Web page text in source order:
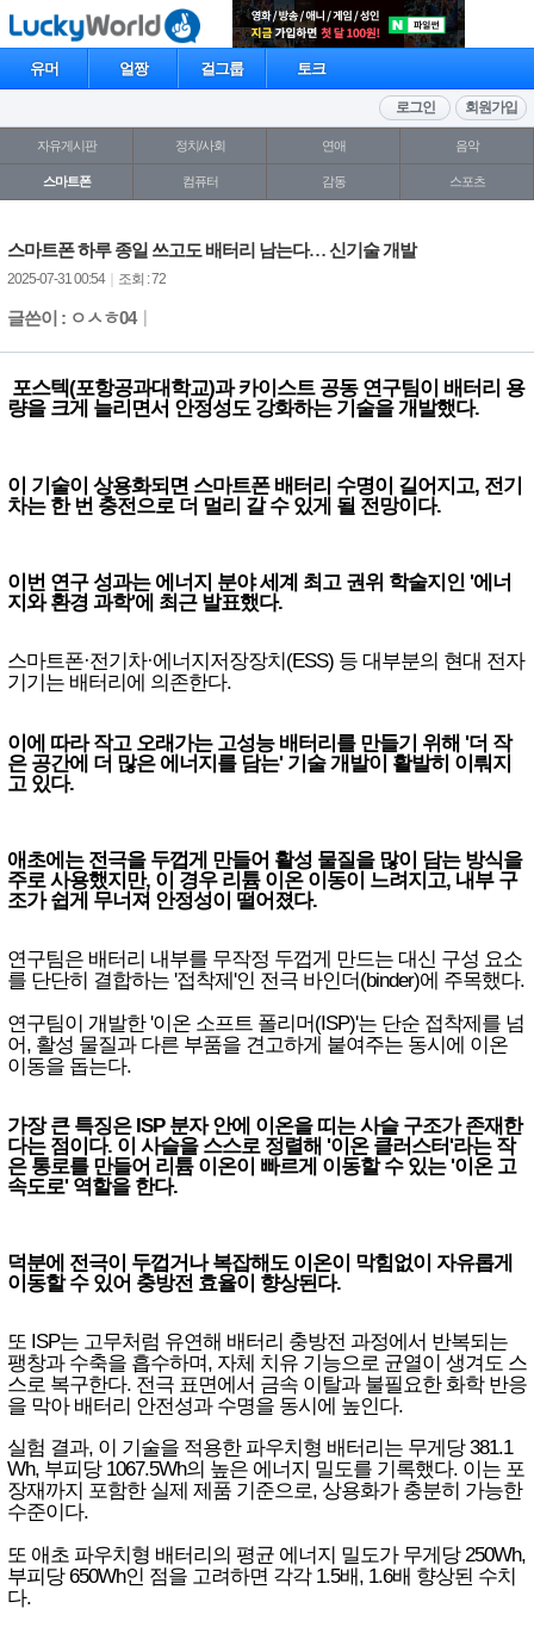
유머 얼짱 걸그룹 토크
회원가입
로그인
자유게시판 정치/사회 연애 음악
스마트폰 컴퓨터 감동 스포츠
스마트폰 하루 종일 쓰고도 배터리 남는다… 신기술 개발
2025-07-31 00:54｜ 조회 : 72
글쓴이 : ㅇㅅㅎ04｜
포스텍(포항공과대학교)과 카이스트 공동 연구팀이 배터리 용
량을 크게 늘리면서 안정성도 강화하는 기술을 개발했다.
이 기술이 상용화되면 스마트폰 배터리 수명이 길어지고, 전기
차는 한 번 충전으로 더 멀리 갈 수 있게 될 전망이다.
이번 연구 성과는 에너지 분야 세계 최고 권위 학술지인 '에너
지와 환경 과학'에 최근 발표했다.
스마트폰·전기차·에너지저장장치(ESS) 등 대부분의 현대 전자
기기는 배터리에 의존한다.
이에 따라 작고 오래가는 고성능 배터리를 만들기 위해 '더 작
은 공간에 더 많은 에너지를 담는' 기술 개발이 활발히 이뤄지
고 있다.
애초에는 전극을 두껍게 만들어 활성 물질을 많이 담는 방식을
주로 사용했지만, 이 경우 리튬 이온 이동이 느려지고, 내부 구
조가 쉽게 무너져 안정성이 떨어졌다.
연구팀은 배터리 내부를 무작정 두껍게 만드는 대신 구성 요소
를 단단히 결합하는 '접착제'인 전극 바인더(binder)에 주목했다.
연구팀이 개발한 '이온 소프트 폴리머(ISP)'는 단순 접착제를 넘
어, 활성 물질과 다른 부품을 견고하게 붙여주는 동시에 이온
이동을 돕는다.
가장 큰 특징은 ISP 분자 안에 이온을 띠는 사슬 구조가 존재한
다는 점이다. 이 사슬을 스스로 정렬해 '이온 클러스터'라는 작
은 통로를 만들어 리튬 이온이 빠르게 이동할 수 있는 '이온 고
속도로' 역할을 한다.
덕분에 전극이 두껍거나 복잡해도 이온이 막힘없이 자유롭게
이동할 수 있어 충방전 효율이 향상된다.
또 ISP는 고무처럼 유연해 배터리 충방전 과정에서 반복되는
팽창과 수축을 흡수하며, 자체 치유 기능으로 균열이 생겨도 스
스로 복구한다. 전극 표면에서 금속 이탈과 불필요한 화학 반응
을 막아 배터리 안전성과 수명을 동시에 높인다.
실험 결과, 이 기술을 적용한 파우치형 배터리는 무게당 381.1
Wh, 부피당 1067.5Wh의 높은 에너지 밀도를 기록했다. 이는 포
장재까지 포함한 실제 제품 기준으로, 상용화가 충분히 가능한
수준이다.
또 애초 파우치형 배터리의 평균 에너지 밀도가 무게당 250Wh,
부피당 650Wh인 점을 고려하면 각각 1.5배, 1.6배 향상된 수치
다.